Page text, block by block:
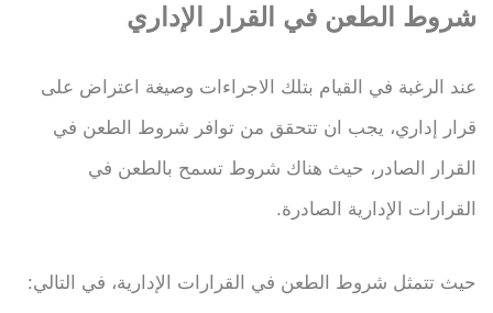
شروط الطعن في القرار الإداري
عند الرغبة في القيام بتلك الاجراءات وصيغة اعتراض على
قرار إداري، يجب ان تتحقق من توافر شروط الطعن في
القرار الصادر، حيث هناك شروط تسمح بالطعن في
القرارات الإدارية الصادرة.
حيث تتمثل شروط الطعن في القرارات الإدارية، في التالي: